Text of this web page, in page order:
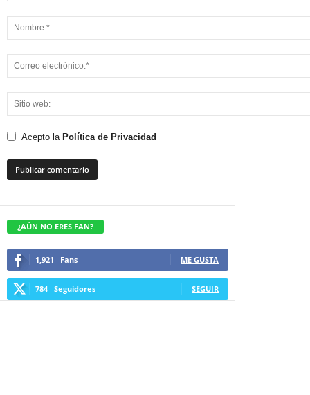
Acepto la Política de Privacidad
¿AÚN NO ERES FAN?
1,921 Fans ME GUSTA
784 Seguidores SEGUIR